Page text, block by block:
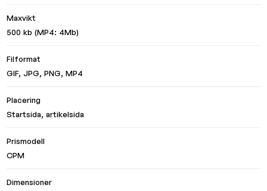
Maxvikt
500 kb (MP4: 4Mb)
Filformat
GIF, JPG, PNG, MP4
Placering
Startsida, artikelsida
Prismodell
CPM
Dimensioner